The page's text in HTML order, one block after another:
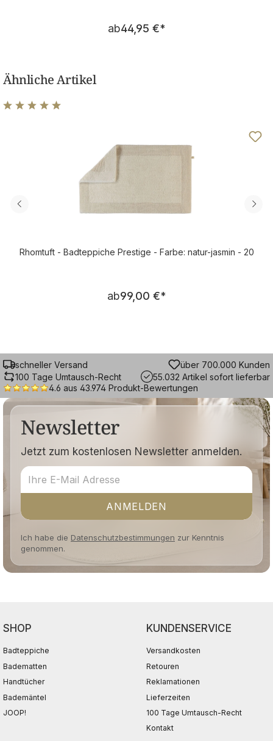
Regulärer Preis:
ab44,95 €*
Ähnliche Artikel
Rhomtuft - Badteppiche Prestige - Farbe: natur-jasmin - 20
Regulärer Preis:
ab99,00 €*
schneller Versand
über 700.000 Kunden
100 Tage Umtausch-Recht
55.032 Artikel sofort lieferbar
4.6 aus 43.974 Produkt-Bewertungen
Newsletter
Jetzt zum kostenlosen Newsletter anmelden.
ANMELDEN
Ich habe die Datenschutzbestimmungen zur Kenntnis
genommen.
SHOP
Badteppiche
Badematten
Handtücher
Bademäntel
JOOP!
KUNDENSERVICE
Versandkosten
Retouren
Reklamationen
Lieferzeiten
100 Tage Umtausch-Recht
Kontakt